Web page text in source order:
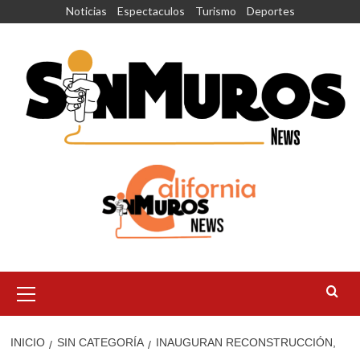
Noticias Espectaculos Turismo Deportes
principal
INICIO SIN CATEGORÍA
INAUGURAN RECONSTRUCCIÓN,